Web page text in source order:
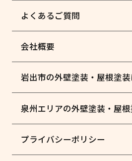
よくあるご質問
会社概要
岩出市の外壁塗装・屋根塗
泉州エリアの外壁塗装・屋
プライバシーポリシー